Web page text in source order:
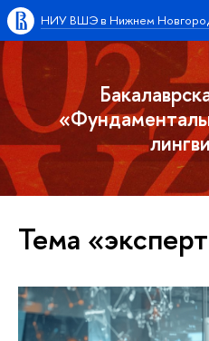
НИУ ВШЭ в Нижнем
Тема